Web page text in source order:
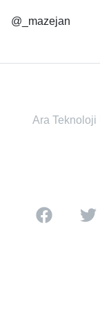
@_mazejan
Ara Teknoloji